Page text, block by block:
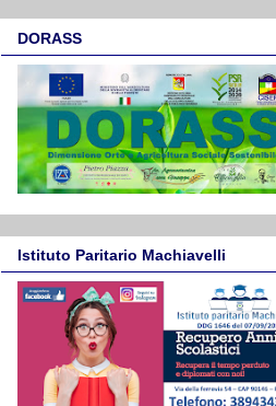
DORASS
Istituto Paritario Machiavelli